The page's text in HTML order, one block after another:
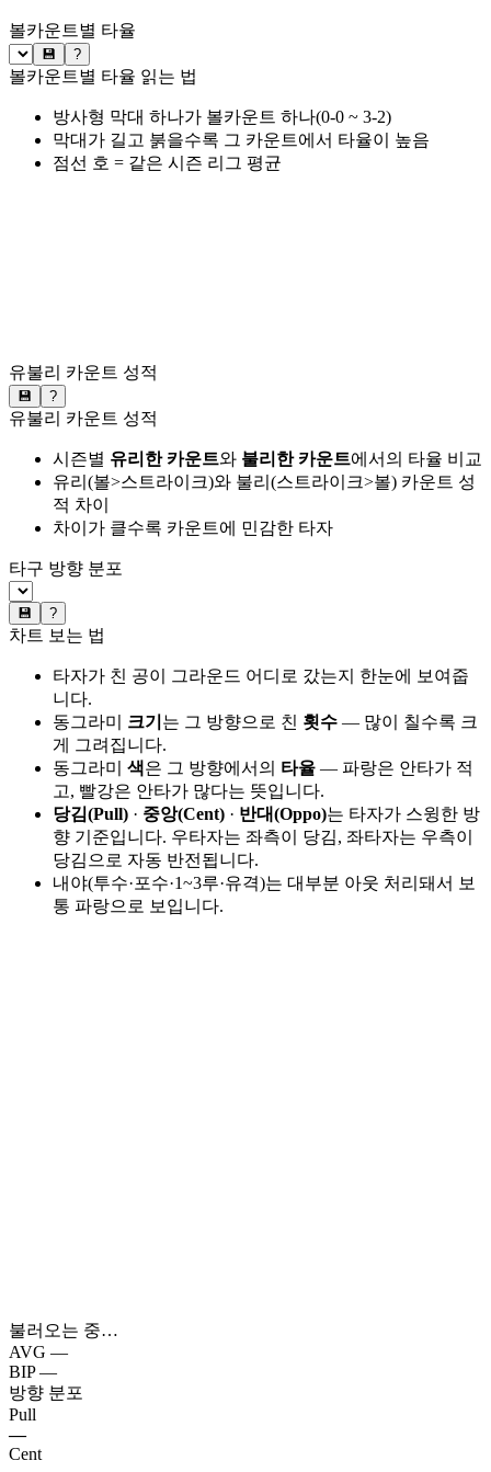
볼카운트별 타율
💾 ?
볼카운트별 타율 읽는 법
방사형 막대 하나가 볼카운트 하나(0-0 ~ 3-2)
막대가 길고 붉을수록 그 카운트에서 타율이 높음
점선 호 = 같은 시즌 리그 평균
유불리 카운트 성적
💾 ?
유불리 카운트 성적
시즌별 유리한 카운트와 불리한 카운트에서의 타율 비교
유리(볼>스트라이크)와 불리(스트라이크>볼) 카운트 성
적 차이
차이가 클수록 카운트에 민감한 타자
타구 방향 분포
💾 ?
차트 보는 법
타자가 친 공이 그라운드 어디로 갔는지 한눈에 보여줍
니다.
동그라미 크기 는 그 방향으로 친 횟수 — 많이 칠수록 크
게 그려집니다.
동그라미 색은 그 방향에서의 타율 — 파랑은 안타가 적
고, 빨강은 안타가 많다는 뜻입니다.
당김(Pull) · 중앙(Cent) · 반대(Oppo)는 타자가 스윙한 방
향 기준입니다. 우타자는 좌측이 당김, 좌타자는 우측이
당김으로 자동 반전됩니다.
내야(투수·포수·1~3루·유격)는 대부분 아웃 처리돼서 보
통 파랑으로 보입니다.
불러오는 중…
AVG —
BIP —
방향 분포
Pull
—
Cent